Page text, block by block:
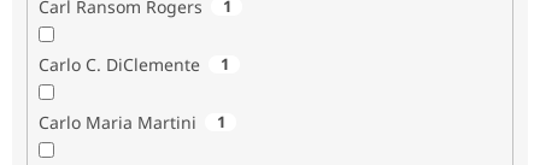
Carl Ransom Rogers 1
Carlo C. DiClemente 1
Carlo Maria Martini 1